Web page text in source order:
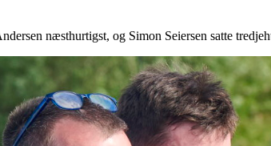
næsthurtigst, og Simon Seiersen satte